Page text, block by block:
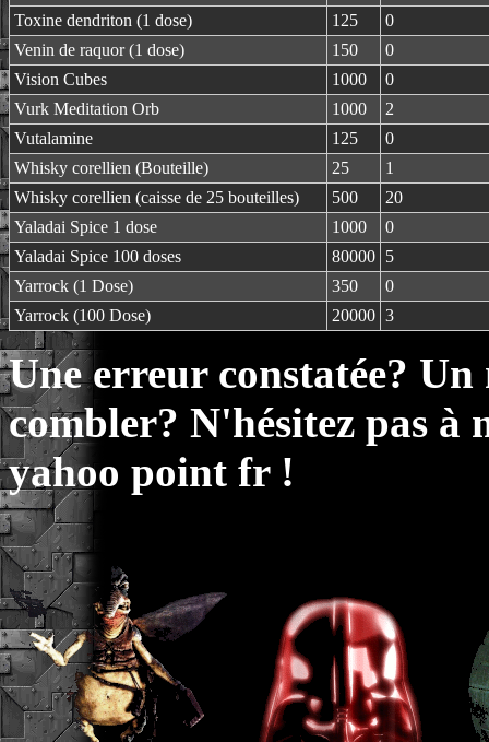
Toxine dendriton (1 dose)
125
0
Venin de raquor (1 dose)
150
0
Vision Cubes
1000
0
Vurk Meditation Orb
1000
2
Vutalamine
125
0
Whisky corellien (Bouteille)
25
1
Whisky corellien (caisse de 25 bouteilles)
500
20
Yaladai Spice 1 dose
1000
0
Yaladai Spice 100 doses
80000 5
Yarrock (1 Dose)
350
0
Yarrock (100 Dose)
20000 3
Une erreur constatée?
combler? N'hésitez pas à
yahoo point fr !